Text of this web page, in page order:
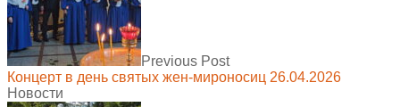
Previous Post
Концерт в день святых жен-мироносиц 26.04.2026
Новости